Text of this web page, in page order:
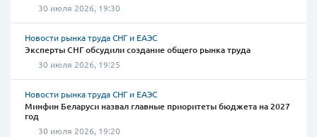
30 июля 2026, 19:30
Новости рынка труда СНГ и ЕАЭС
Эксперты СНГ обсудили создание общего рынка труда
30 июля 2026, 19:25
Новости рынка труда СНГ и ЕАЭС
Минфин Беларуси назвал главные приоритеты бюджета на 2027
год
30 июля 2026, 19:20